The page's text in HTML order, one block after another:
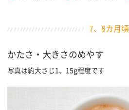
7、8カ月頃
かたさ・大きさのめやす
写真は約大さじ1、15g程度です